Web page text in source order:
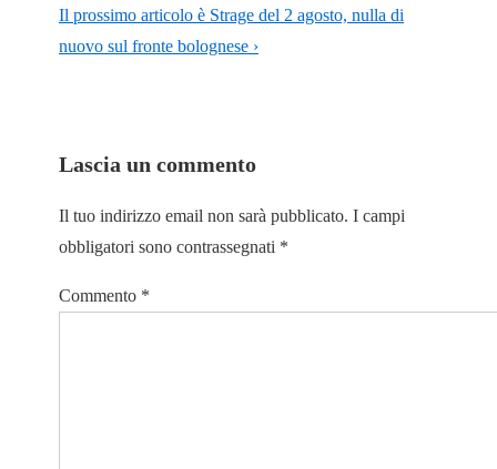
Il prossimo articolo è Strage del 2 agosto, nulla di
nuovo sul fronte bolognese ›
Lascia un commento
Il tuo indirizzo email non sarà pubblicato. I campi
obbligatori sono contrassegnati *
Commento *